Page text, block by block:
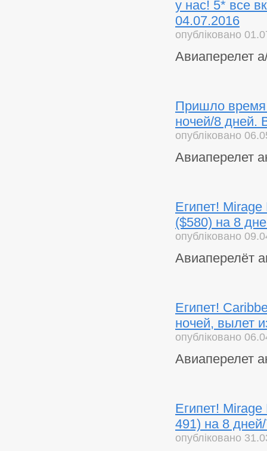
у нас! 5* все
04.07.2016
опубліковано
Авиаперелет
Пришло время
ночей/8 дней.
опубліковано
Авиаперелет
Египет!
($580) на 8
опубліковано
Авиаперелёт
Египет!
ночей, вылет
опубліковано
Авиаперелет
Египет!
491) на 8
опубліковано